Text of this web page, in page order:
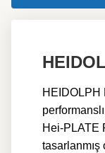
HEIDOLPH
Hei-PLATE
tasarlanmış